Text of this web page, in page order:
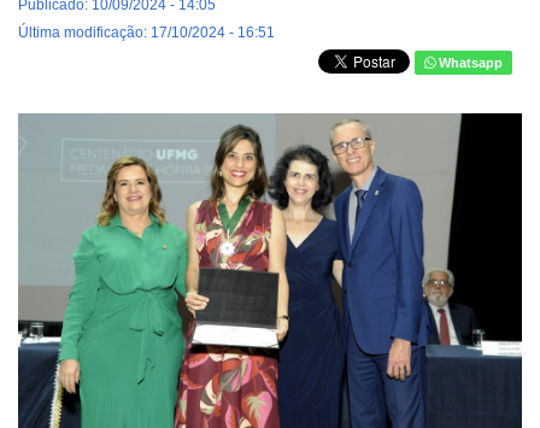
Publicado: 10/09/2024 - 14:05
Última modificação: 17/10/2024 - 16:51
Whatsapp